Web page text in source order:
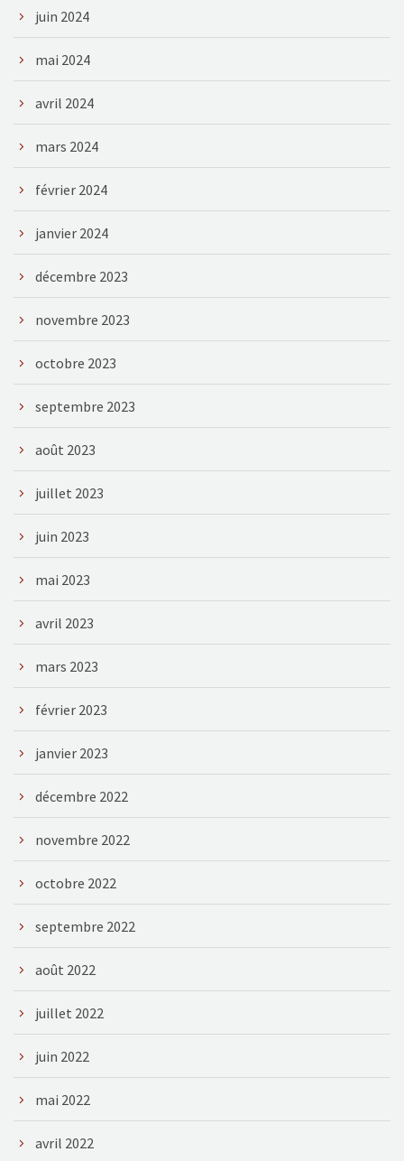
juin 2024
mai 2024
avril 2024
mars 2024
février 2024
janvier 2024
décembre 2023
novembre 2023
octobre 2023
septembre 2023
août 2023
juillet 2023
juin 2023
mai 2023
avril 2023
mars 2023
février 2023
janvier 2023
décembre 2022
novembre 2022
octobre 2022
septembre 2022
août 2022
juillet 2022
juin 2022
mai 2022
avril 2022